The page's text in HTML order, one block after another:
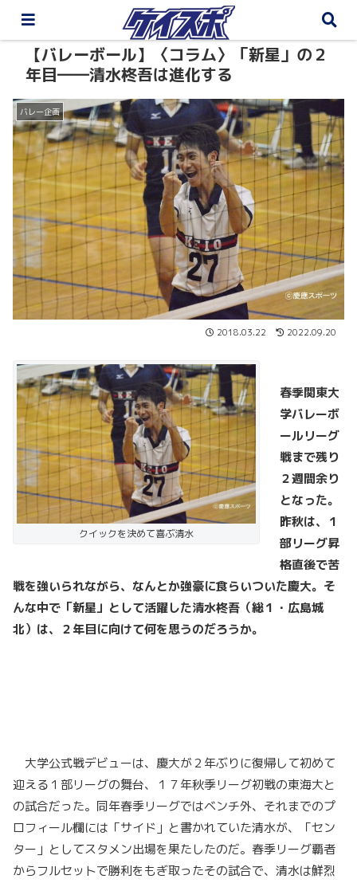
【バレーボール】〈コラム〉「新星」の２
年目――清水柊吾は進化する
バレー企画
2018.03.22 2022.09.20
クイックを決めて喜ぶ清水
春季関東大
学バレーボ
ールリーグ
戦まで残り
２週間余り
となった。
昨秋は、１
部リーグ昇
格直後で苦
戦を強いられながら、なんとか強豪に食らいついた慶大。そ
んな中で「新星」として活躍した清水柊吾（総１・広島城
北）は、２年目に向けて何を思うのだろうか。
大学公式戦デビューは、慶大が２年ぶりに復帰して初めて
迎える１部リーグの舞台、１７年秋季リーグ初戦の東海大と
の試合だった。同年春季リーグではベンチ外、それまでのプ
ロフィール欄には「サイド」と書かれていた清水が、「セン
ター」としてスタメン出場を果たしたのだ。春季リーグ覇者
からフルセットで勝利をもぎ取ったその試合で、清水は鮮烈